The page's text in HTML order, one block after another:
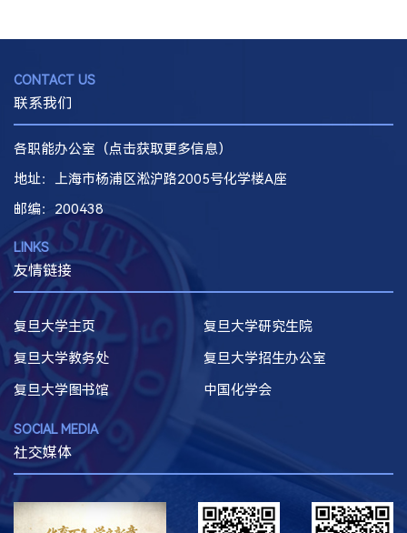
CONTACT US
联系我们
各职能办公室（点击获取更多信息）
地址：上海市杨浦区淞沪路2005号化学楼A座
邮编：200438
LINKS
友情链接
复旦大学主页
复旦大学研究生院
复旦大学教务处
复旦大学招生办公室
复旦大学图书馆
中国化学会
SOCIAL MEDIA
社交媒体